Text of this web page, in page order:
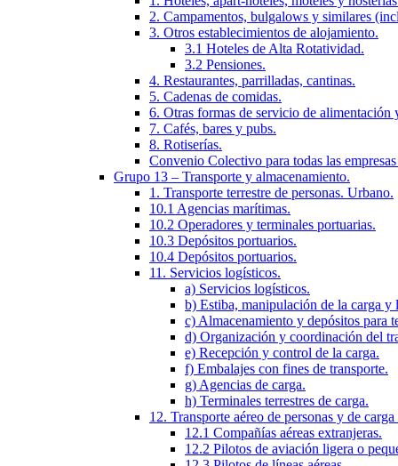
2. Campamentos, bulgalows y similares
3. Otros establecimientos de alojamiento.
3.1 Hoteles de Alta Rotatividad.
3.2 Pensiones.
4. Restaurantes, parrilladas, cantinas.
5. Cadenas de comidas.
6. Otras formas de servicio de alimentación
7. Cafés, bares y pubs.
8. Rotiserías.
Convenio Colectivo para todas las
Grupo 13 – Transporte y almacenamiento.
1. Transporte terrestre de personas. Urbano.
10.1 Agencias marítimas.
10.2 Operadores y terminales portuarias.
10.3 Depósitos portuarios.
10.4 Depósitos portuarios.
11. Servicios logísticos.
a) Servicios logísticos.
b) Estiba, manipulación de la carga y
c) Almacenamiento y depósitos para
d) Organización y coordinación del
e) Recepción y control de la carga.
f) Embalajes con fines de transporte.
g) Agencias de carga.
h) Terminales terrestres de carga.
12. Transporte aéreo de personas y de
12.1 Compañías aéreas extranjeras.
12.2 Pilotos de aviación ligera o